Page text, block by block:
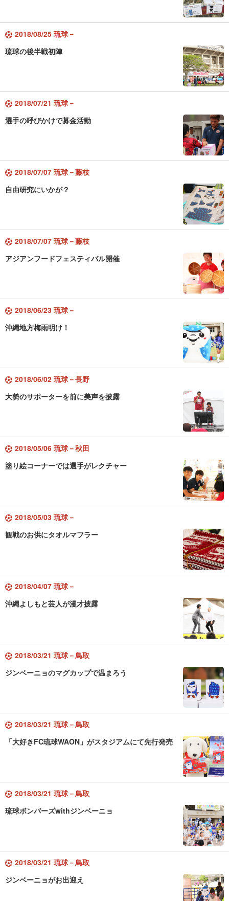
2018/08/25 琉球－
琉球の後半戦初陣
2018/07/21 琉球－
選手の呼びかけで募金活動
2018/07/07 琉球－藤枝
自由研究にいかが？
2018/07/07 琉球－藤枝
アジアンフードフェスティバル開催
2018/06/23 琉球－
沖縄地方梅雨明け！
2018/06/02 琉球－長野
大勢のサポーターを前に美声を披露
2018/05/06 琉球－秋田
塗り絵コーナーでは選手がレクチャー
2018/05/03 琉球－
観戦のお供にタオルマフラー
2018/04/07 琉球－
沖縄よしもと芸人が漫才披露
2018/03/21 琉球－鳥取
ジンベーニョのマグカップで温まろう
2018/03/21 琉球－鳥取
「大好きFC琉球WAON」がスタジアムにて先行発売
2018/03/21 琉球－鳥取
琉球ボンバーズwithジンベーニョ
2018/03/21 琉球－鳥取
ジンベーニョがお出迎え